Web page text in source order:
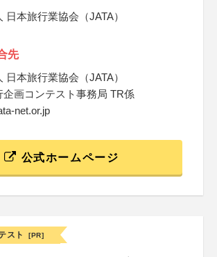
日本旅行業協会（JATA）
先
日本旅行業協会（JATA）
企画コンテスト事務局 TR係
net.or.jp
公式ホームページ
スト [PR]